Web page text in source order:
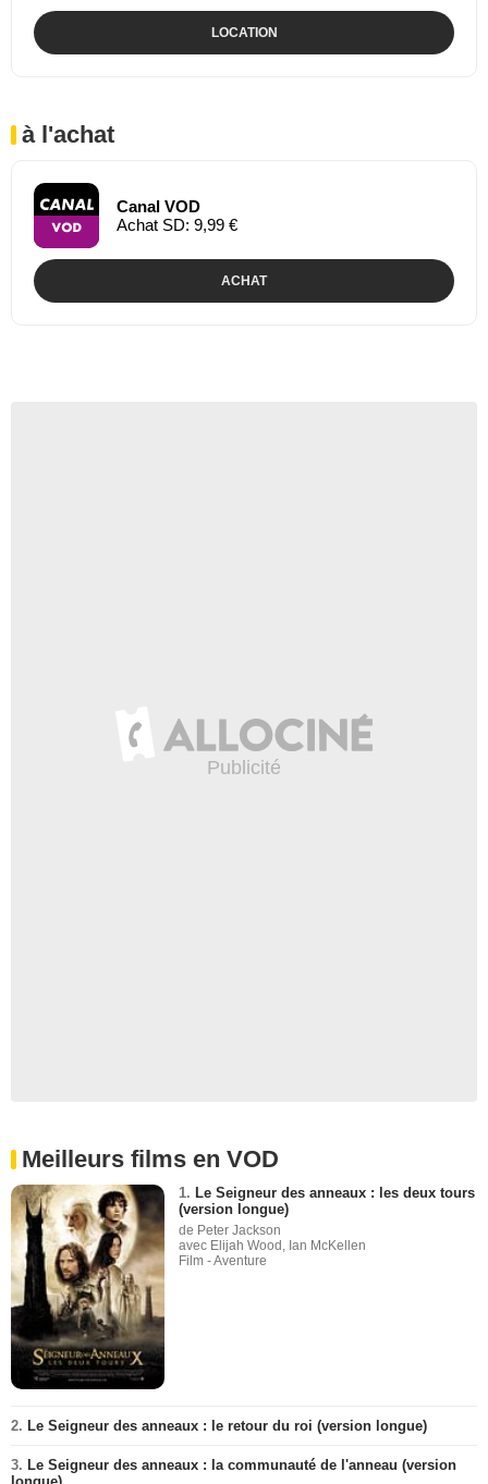
LOCATION
à l'achat
Canal VOD
Achat SD: 9,99 €
ACHAT
Meilleurs films en VOD
1. Le Seigneur des anneaux : les deux tours
(version longue)
de Peter Jackson
avec Elijah Wood, Ian McKellen
Film - Aventure
2. Le Seigneur des anneaux : le retour du roi (version longue)
3. Le Seigneur des anneaux : la communauté de l'anneau (version